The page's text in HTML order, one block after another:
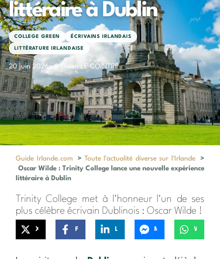
littéraire à Dublin
COLLEGE GREEN ÉCRIVAINS IRLANDAIS
LITTÉRATURE IRLANDAISE
20 juin 2026par Gwen LE COINTRE
Guide Irlande.com > Toute l'actualité diverse sur l'Irlande
>
Oscar Wilde : Trinity College lance une nouvelle expérience
littéraire à Dublin
Trinity College met à l'honneur l'un de ses
plus célèbre écrivain Dublinois : Oscar Wilde !